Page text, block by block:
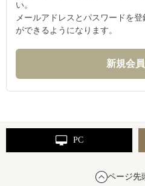
い。
メールアドレスとパスワードを
ができるようになります。
PC
ページ先